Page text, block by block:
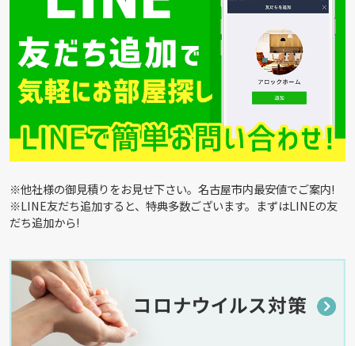
※他社様の御見積りをお見せ下さい。名古屋市内最安値でご案内!
※LINE友だち追加すると、特典多数ございます。まずはLINEの友
だち追加から!